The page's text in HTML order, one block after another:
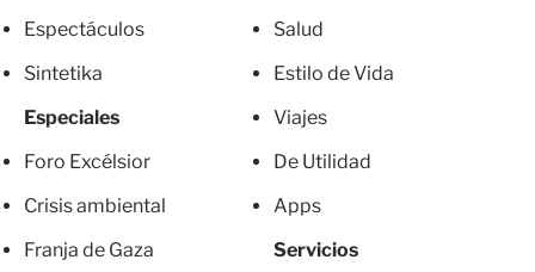
Espectáculos
Sintetika
Especiales
Foro Excélsior
Crisis ambiental
Franja de Gaza
Salud
Estilo de Vida
Viajes
De Utilidad
Apps
Servicios